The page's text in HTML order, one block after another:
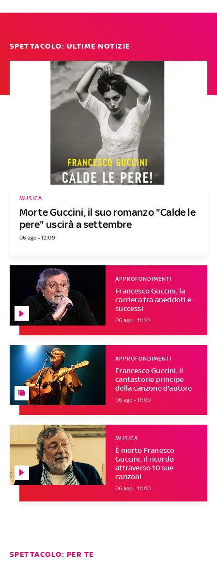
SPETTACOLO: ULTIME NOTIZIE
Morte Guccini, il suo romanzo "Calde le
pere" uscirà a settembre
MUSICA
06 ago - 12:09
Francesco Guccini, la
carriera tra aneddoti e
successi
APPROFONDIMENTI
06 ago - 11:10
Francesco Guccini, il
cantastorie principe
della canzone d'autore
APPROFONDIMENTI
06 ago - 11:00
È morto Franesco
Guccini, il ricordo
attraverso 10 sue
canzoni
MUSICA
06 ago - 11:00
SPETTACOLO: PER TE